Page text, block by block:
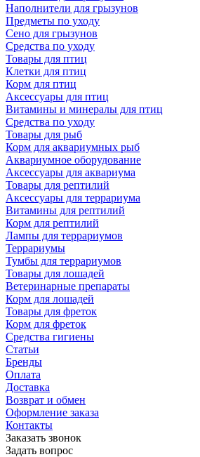
Наполнители для грызунов
Предметы по уходу
Сено для грызунов
Средства по уходу
Товары для птиц
Клетки для птиц
Корм для птиц
Аксессуары для птиц
Витамины и минералы для птиц
Средства по уходу
Товары для рыб
Корм для аквариумных рыб
Аквариумное оборудование
Аксессуары для аквариума
Товары для рептилий
Аксессуары для террариума
Витамины для рептилий
Корм для рептилий
Лампы для террариумов
Террариумы
Тумбы для террариумов
Товары для лошадей
Ветеринарные препараты
Корм для лошадей
Товары для фреток
Корм для фреток
Средства гигиены
Статьи
Бренды
Оплата
Доставка
Возврат и обмен
Оформление заказа
Контакты
Заказать звонок
Задать вопрос